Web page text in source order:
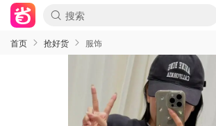
首页 抢好货 服饰